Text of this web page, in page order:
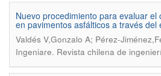
Nuevo procedimiento para evaluar
en pavimentos asfálticos a través del
Valdés V,Gonzalo A; Pérez-
Ingeniare. Revista chilena de